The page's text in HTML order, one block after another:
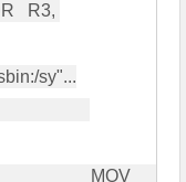
R3,
sy"...
MOV